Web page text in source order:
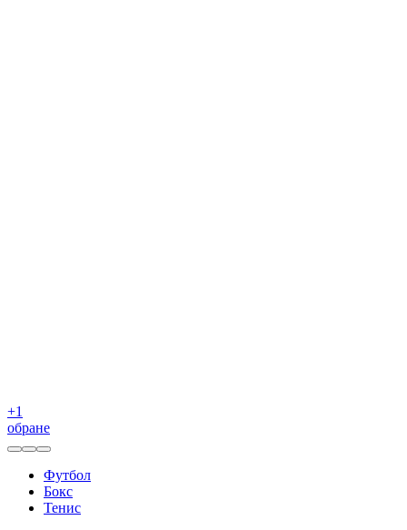
+1
обране
Футбол
Бокс
Тенис